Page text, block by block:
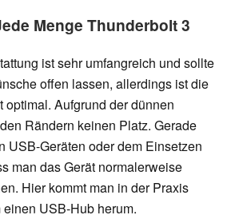
Menge Thunderbolt 3
ist sehr umfangreich und sollte
offen lassen, allerdings ist die
optimal. Aufgrund der dünnen
Rändern keinen Platz. Gerade
USB-Geräten oder dem Einsetzen
man das Gerät normalerweise
Hier kommt man in der Praxis
USB-Hub herum.